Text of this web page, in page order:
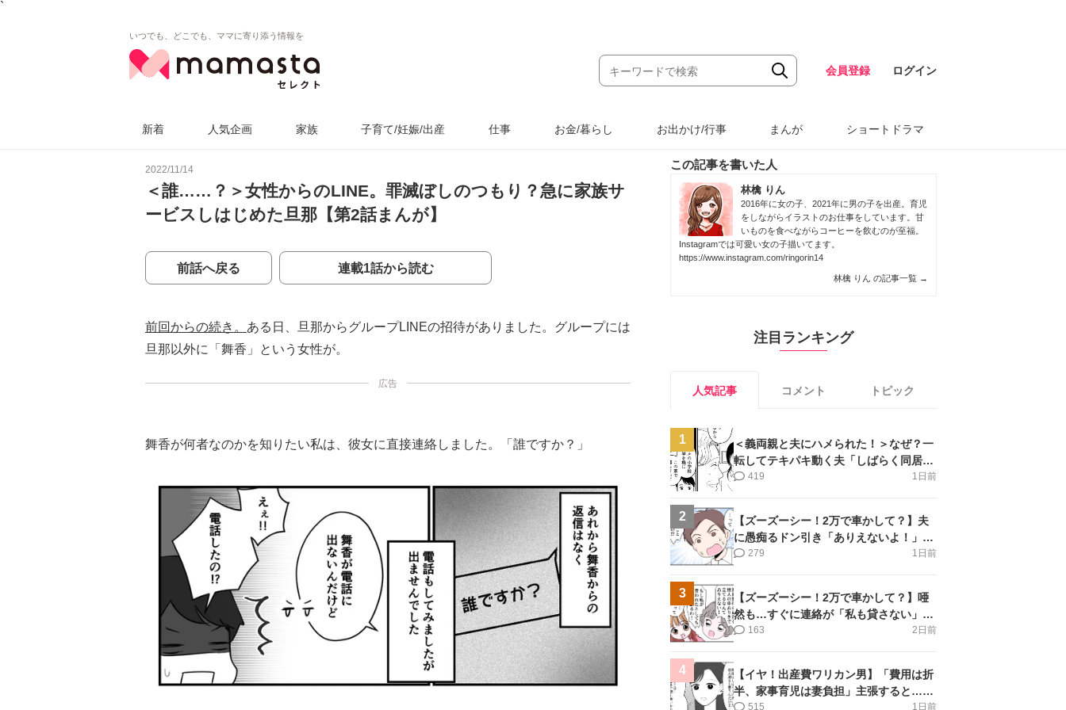
`
いつでも、どこでも、ママに寄り添う情報を
会員登録 ログイン
新着 人気企画 家族 子育て/妊娠/出産 仕事 お金/暮らし お出かけ/行事 まんが ショートドラマ
2022/11/14
＜誰……？＞女性からのLINE。罪滅ぼしのつもり？急に家族サ
ービスしはじめた旦那【第2話まんが】
前話へ戻る 連載1話から読む
前回からの続き。 ある日、旦那からグループLINEの招待がありました。グループには
旦那以外に「舞香」という女性が。
広告
舞香が何者なのかを知りたい私は、彼女に直接連絡しました。「誰ですか？」
この記事を書いた人
林檎 りん
2016年に女の子、2021年に男の子を出産。育児
をしながらイラストのお仕事をしています。甘
いものを食べながらコーヒーを飲むのが至福。
Instagramでは可愛い女の子描いてます。
https://www.instagram.com/ringorin14
林檎 りん の記事一覧 →
注目ランキング
人気記事 コメント トピック
1
＜義両親と夫にハメられた！＞なぜ？一
転してテキパキ動く夫「しばらく同居」
提案され【第4話まんが】
1日前
419
2
【ズーズーシー！2万で車かして？】夫
に愚痴るドン引き「ありえないよ！」＜
第16話＞#4コマ母道場
1日前
279
3
【ズーズーシー！2万で車かして？】唖
然も…すぐに連絡が「私も貸さない」＜
第15話＞#4コマ母道場
2日前
163
4
【イヤ！出産費ワリカン男】「費用は折
半、家事育児は妻負担」主張すると…＜
第11話＞#4コマ母道場
1日前
515